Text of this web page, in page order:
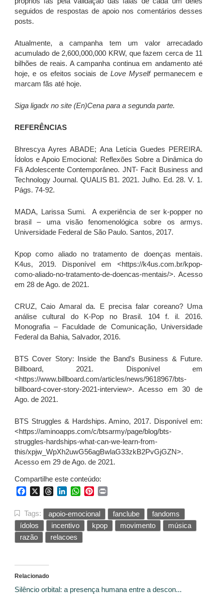
seguidos de respostas de apoio nos comentários desses
posts.
Atualmente, a campanha tem um valor arrecadado
acumulado de 2,600,000,000 KRW, que fazem cerca de 11
bilhões de reais. A campanha continua em andamento até
hoje, e os efeitos sociais de Love Myself permanecem e
marcam fãs até hoje.
Siga ligadx no site (En)Cena para a segunda parte.
REFERÊNCIAS
Bhrescya Ayres ABADE; Ana Letícia Guedes PEREIRA.
Ídolos e Apoio Emocional: Reflexões Sobre a Dinâmica do
Fã Adolescente Contemporâneo. JNT- Facit Business and
Technology Journal. QUALIS B1. 2021. Julho. Ed. 28. V. 1.
Págs. 74-92.
MADA, Larissa Sumi. A experiência de ser k-popper no
brasil – uma visão fenomenológica sobre os armys.
Universidade Federal de São Paulo. Santos, 2017.
Kpop como aliado no tratamento de doenças mentais.
K4us, 2019. Disponível em <https://k4us.com.br/kpop-
como-aliado-no-tratamento-de-doencas-mentais/>. Acesso
em 28 de Ago. de 2021.
CRUZ, Caio Amaral da. E precisa falar coreano? Uma
análise cultural do K-Pop no Brasil. 104 f. il. 2016.
Monografia – Faculdade de Comunicação, Universidade
Federal da Bahia, Salvador, 2016.
BTS Cover Story: Inside the Band’s Business & Future.
Billboard, 2021. Disponível em
<https://www.billboard.com/articles/news/9618967/bts-
billboard-cover-story-2021-interview>. Acesso em 30 de
Ago. de 2021.
BTS Struggles & Hardships. Amino, 2017. Disponível em:
<https://aminoapps.com/c/btsarmy/page/blog/bts-
struggles-hardships-what-can-we-learn-from-
this/xpjw_WpXh2uwG56agBwlaG33zkB2PvGjGZN>.
Acesso em 29 de Ago. de 2021.
Compartilhe este conteúdo:
FacebookThreadsLinkedInWhatsApp
Pinterest
Tags: apoio-emocional fanclube
fandoms
ídolos
incentivo kpop movimento
música
razão
relacoes
Relacionado
Silêncio orbital: a presença humana entre a descon...